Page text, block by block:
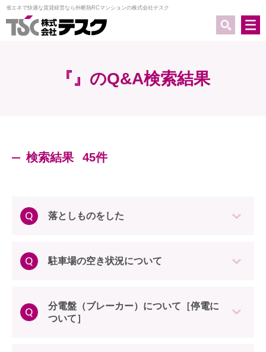
省エネで快適な賃貸経営なら外断熱RCマンションの株式会社テスク
『』のQ&A検索結果
検索結果 45件
落としものをした
駐車場の空き状況について
分電盤（ブレーカー）について［停電に
ついて］